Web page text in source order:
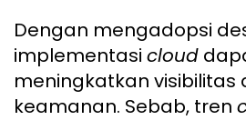
Dengan mengadopsi
implementasi cloud
meningkatkan visibilitas
keamanan. Sebab, tren